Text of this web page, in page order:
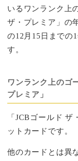
いるワンランク上
ザ・プレミア」の
の12月15日までの
す。
ワンランク上のゴ
プレミア」
「JCBゴールド
ットカードです。
他のカードとは異